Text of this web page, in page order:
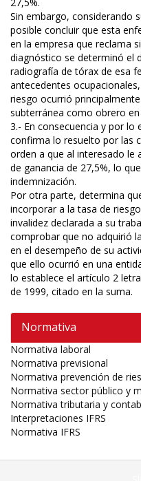
27,5%.
Sin embargo, considerando
posible concluir que esta
en la empresa que reclama
diagnóstico se determinó el
radiografía de tórax de esa
antecedentes
riesgo ocurrió
subterránea como obrero
3.- En consecuencia y por lo
confirma lo resuelto por las
orden a que al interesado le
de ganancia de 27,5%, lo
indemnización.
Por otra parte, determina
incorporar a la tasa de
invalidez declarada a su
comprobar que no adquirió
en el desempeño de su
que ello ocurrió en una
lo establece el artículo 2
de 1999, citado en la suma.
Normativa
Normativa laboral
Normativa previsional
Normativa prevención de
Normativa sector público y
Normativa tributaria y
Interpretaciones IFRS
Normativa IFRS